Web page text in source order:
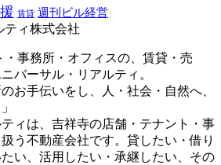
賃貸 週刊ビル経営
事務所・オフィスの、賃貸・売
バーサル・リアルティ。
お手伝いをし、人・社会・自然へ、
ィは、吉祥寺の店舗・テナント・事
う不動産会社です。貸したい・借り
い、活用したい・承継したい、その